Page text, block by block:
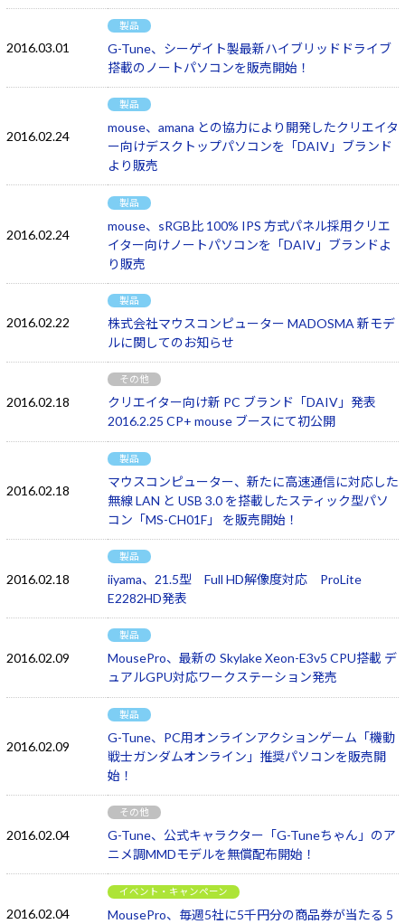
2016.03.01
製品
G-Tune、シーゲイト製最新ハイブリッドドライブ
搭載のノートパソコンを販売開始！
2016.02.24
製品
mouse、amana との協力により開発したクリエイタ
ー向けデスクトップパソコンを「DAIV」ブランド
より販売
2016.02.24
製品
mouse、sRGB比 100% IPS 方式パネル採用クリエ
イター向けノートパソコンを「DAIV」ブランドよ
り販売
2016.02.22
製品
株式会社マウスコンピューター MADOSMA 新モデ
ルに関してのお知らせ
2016.02.18
その他
クリエイター向け新 PC ブランド「DAIV」発表
2016.2.25 CP+ mouse ブースにて初公開
2016.02.18
製品
マウスコンピューター、新たに高速通信に対応した
無線 LAN と USB 3.0 を搭載したスティック型パソ
コン「MS-CH01F」 を販売開始！
2016.02.18
製品
iiyama、21.5型 Full HD解像度対応 ProLite
E2282HD発表
2016.02.09
製品
MousePro、最新の Skylake Xeon-E3v5 CPU搭載 デ
ュアルGPU対応ワークステーション発売
2016.02.09
製品
G-Tune、PC用オンラインアクションゲーム「機動
戦士ガンダムオンライン」推奨パソコンを販売開
始！
2016.02.04
その他
G-Tune、公式キャラクター「G-Tuneちゃん」のア
ニメ調MMDモデルを無償配布開始！
2016.02.04
イベント・キャンペーン
MousePro、毎週5社に5千円分の商品券が当たる 5